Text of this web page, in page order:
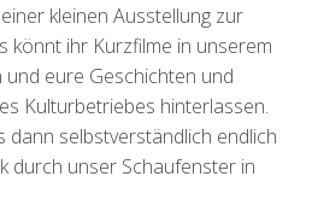
kleinen Ausstellung zur
könnt ihr Kurzfilme in unserem
eure Geschichten und
Kulturbetriebes hinterlassen.
dann selbstverständlich endlich
durch unser Schaufenster in